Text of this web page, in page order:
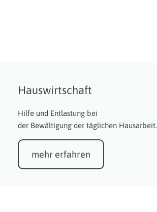
Hauswirtschaft
Hilfe und Entlastung bei
der Bewältigung der täglichen Hausarbeit.
mehr erfahren